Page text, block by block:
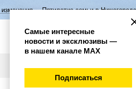
Пятилетие семьи в Нижегородской области
Самые интересные
новости и эксклюзивы —
в нашем канале МАХ
Подписаться